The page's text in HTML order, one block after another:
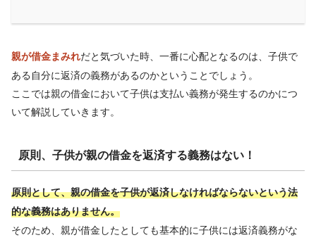
親が借金まみれだと気づいた時、一番に心配となるのは、子供で
ある自分に返済の義務があるのかということでしょう。
ここでは親の借金において子供は支払い義務が発生するのかにつ
いて解説していきます。
原則、子供が親の借金を返済する義務はない！
原則として、親の借金を子供が返済しなければならないという法
的な義務はありません。
そのため、親が借金したとしても基本的に子供には返済義務がな